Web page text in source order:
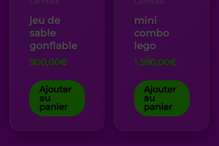
jeu de
sable
gonflable
900,00€
Ajouter
au
panier
mini
combo
lego
1 590,00€
Ajouter
au
panier